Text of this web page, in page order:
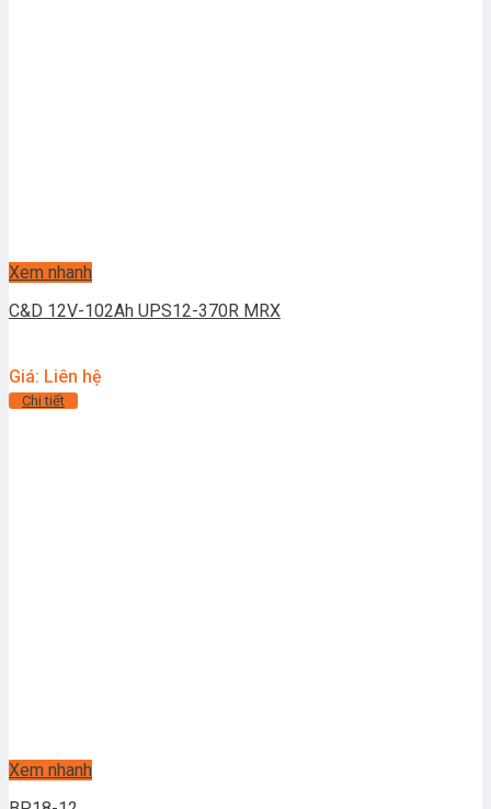
Xem nhanh
C&D 12V-102Ah UPS12-370R MRX
Giá: Liên hệ
Chi tiết
Xem nhanh